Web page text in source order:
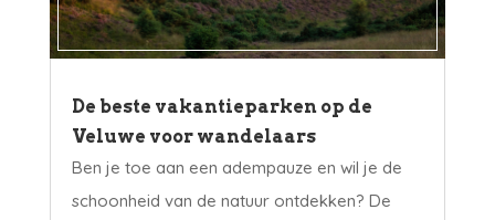
De beste vakantieparken op de
Veluwe voor wandelaars
Ben je toe aan een adempauze en wil je de
schoonheid van de natuur ontdekken? De